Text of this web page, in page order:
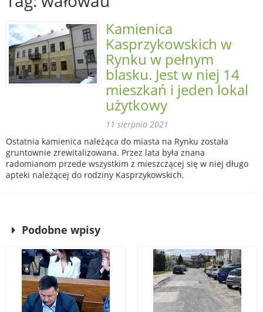
Kamienica
Kasprzykowskich w
Rynku w pełnym
blasku. Jest w niej 14
mieszkań i jeden lokal
użytkowy
11 sierpnia 2021
Ostatnia kamienica należąca do miasta na Rynku została
gruntownie zrewitalizowana. Przez lata była znana
radomianom przede wszystkim z mieszczącej się w niej długo
apteki należącej do rodziny Kasprzykowskich.
Podobne wpisy